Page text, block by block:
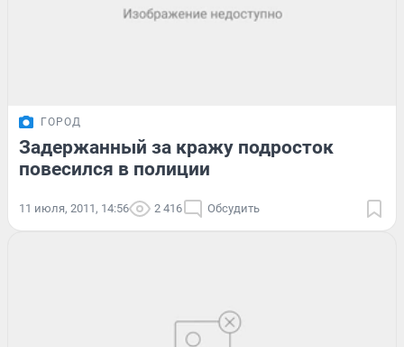
ГОРОД
Задержанный за кражу подросток
повесился в полиции
11 июля, 2011, 14:56 2 416 Обсудить